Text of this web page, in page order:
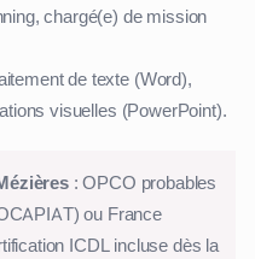
chargé(e) de mission
de texte (Word),
visuelles (PowerPoint).
: OPCO probables
ou France
ICDL incluse dès la